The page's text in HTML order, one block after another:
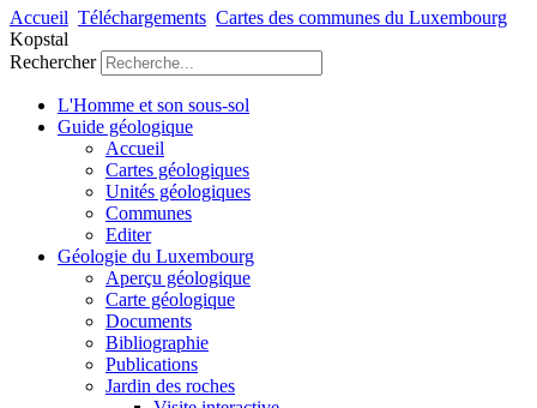
Accueil Téléchargements Cartes des communes du Luxembourg
Kopstal
Rechercher
L'Homme et son sous-sol
Guide géologique
Accueil
Cartes géologiques
Unités géologiques
Communes
Editer
Géologie du Luxembourg
Aperçu géologique
Carte géologique
Documents
Bibliographie
Publications
Jardin des roches